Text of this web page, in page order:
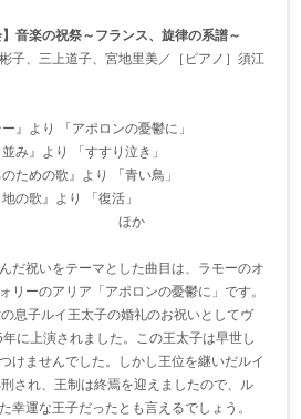
音楽の祝祭～フランス、旋律の系譜～
子、三上道子、宮地里美／［ピアノ］須江
』より 「アポロンの憂鬱に」
み』より 「すすり泣き」
ための歌』より 「青い鳥」
の歌』より 「復活」
だ祝いをテーマとした曲目は、ラモーのオ
リーのアリア「アポロンの憂鬱に」です。
息子ルイ王太子の婚礼のお祝いとしてヴ
に上演されました。この王太子は早世し
けませんでした。しかし王位を継いだルイ
され、王制は終焉を迎えましたので、ル
幸運な王子だったとも言えるでしょう。